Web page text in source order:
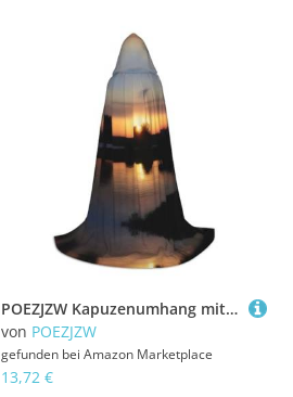
POEZJZW Kapuzenumhang mit Sonnenuntergangsmuster, Umhang für Erwachsene, Herren, Damen, Weihnachten, Kapuzenumhang, Cosplay-Kostüme, Größe M
von POEZJZW
gefunden bei Amazon Marketplace
13,72 €